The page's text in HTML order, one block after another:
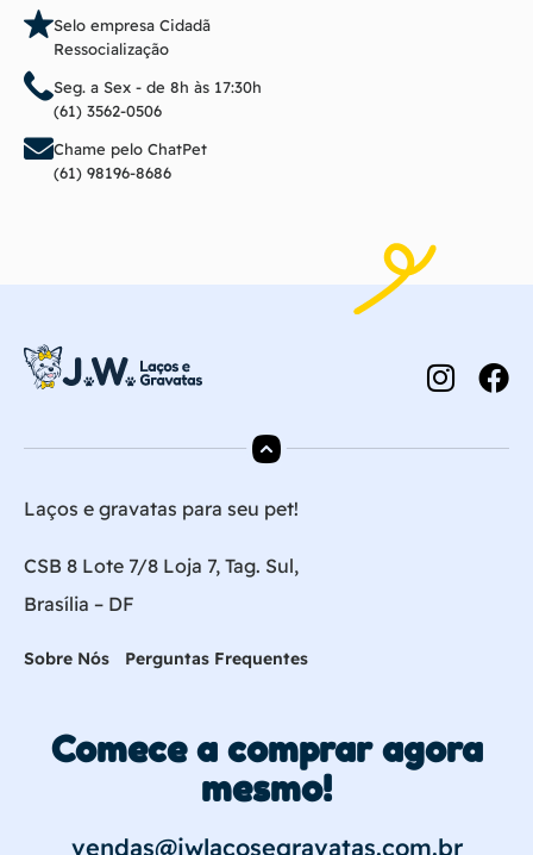
Selo empresa Cidadã
Ressocialização
Seg. a Sex - de 8h às 17:30h
(61) 3562-0506
Chame pelo ChatPet
(61) 98196-8686
Laços e gravatas para seu pet!
CSB 8 Lote 7/8 Loja 7, Tag. Sul,
Brasília – DF
Sobre Nós Perguntas Frequentes
Comece a comprar agora
mesmo!
vendas@jwlacosegravatas.com.br